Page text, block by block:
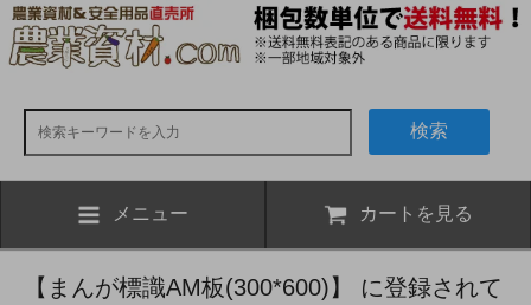
検索
メニュー カートを見る
【まんが標識AM板(300*600)】 に登録されて